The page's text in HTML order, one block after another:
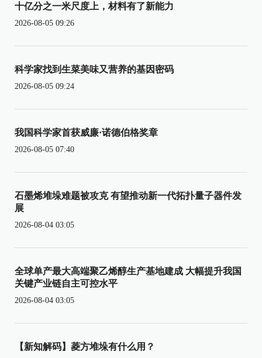
十亿分之一米尺度上，材料有了新能力
2026-08-05 09:26
科学家找到生菜美味又营养的基因密码
2026-08-05 09:24
我国科学家首获威廉·诺德伯格奖章
2026-08-05 07:40
石墨烯堆垛难题被攻克 有望推动新一代拓扑量子器件发
展
2026-08-04 03:05
全球单产最大高端聚乙烯醇生产基地建成 大幅提升我国
关键产业链自主可控水平
2026-08-04 03:05
【新知解码】菱方堆垛有什么用？